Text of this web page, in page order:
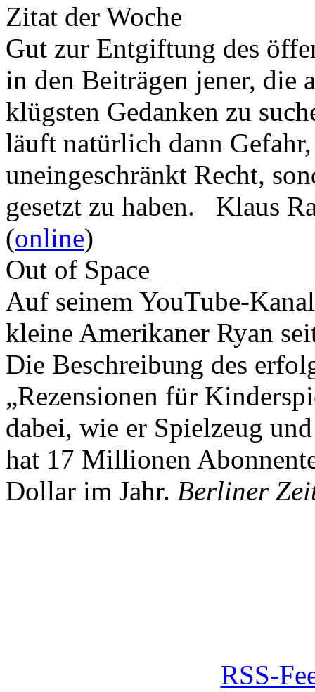
Zitat der Woche
Gut zur Entgiftung des
in den Beiträgen jener, die
klügsten Gedanken zu
läuft natürlich dann
uneingeschränkt Recht,
gesetzt zu haben. Klaus
(online)
Out of Space
Auf seinem YouTube-
kleine Amerikaner Ryan
Die Beschreibung des
„Rezensionen für
dabei, wie er Spielzeug
hat 17 Millionen
Dollar im Jahr. Berliner
RSS-